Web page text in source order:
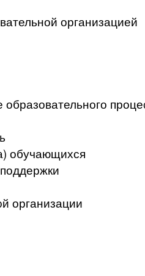
организацией
обучающихся
организации